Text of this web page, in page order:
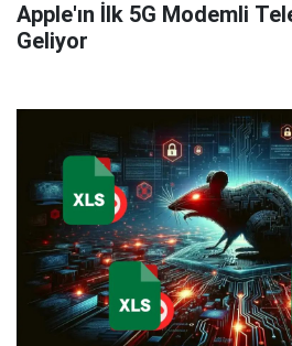
Apple'ın İlk 5G Modemli
Geliyor